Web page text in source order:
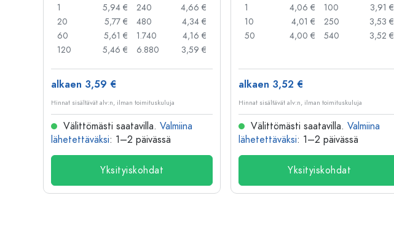
1
5,94 €
20
5,77 €
60
5,61 €
120
5,46 €
240
4,66 €
480
4,34 €
1.740
4,16 €
6.880
3,59 €
alkaen 3,59 €
Hinnat sisältävät alv:n, ilman toimituskuluja
Välittömästi saatavilla. Valmiina
lähetettäväksi: 1–2 päivässä
Yksityiskohdat
1
4,06 €
10
4,01 €
50
4,00 €
100
3,91 €
250
3,53 €
540
3,52 €
alkaen 3,52 €
Hinnat sisältävät alv:n, ilman toimituskuluja
Välittömästi saatavilla. Valmiina
lähetettäväksi: 1–2 päivässä
Yksityiskohdat